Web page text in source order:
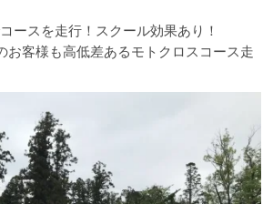
ースを走行！スクール効果あり！
お客様も高低差あるモトクロスコース走